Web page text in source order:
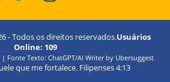
- Todos os direitos reservados.Usuários
Online: 109
Fonte Texto: ChatGPT/AI Writer by Ubersuggest
que me fortalece. Filipenses 4:13